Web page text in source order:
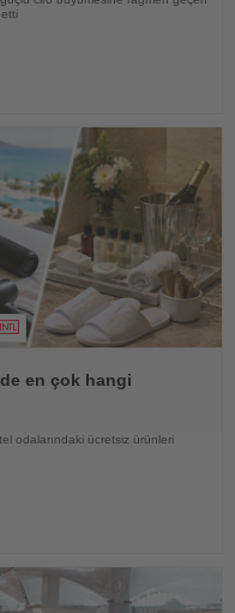
en çok hangi
odalarındaki ücretsiz ürünleri